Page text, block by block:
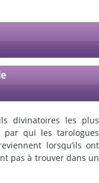
divinatoires les plus
qui les tarologues
lorsqu’ils ont
pas à trouver dans un